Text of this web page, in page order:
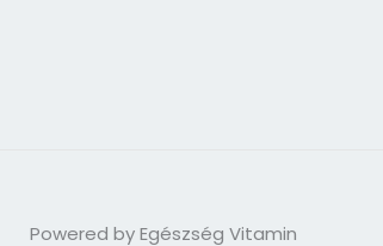
Powered by Egészség Vitamin